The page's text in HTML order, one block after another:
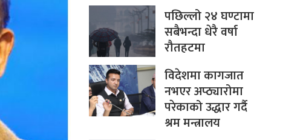
पछिल्लो २४ घण्टामा
सबैभन्दा धेरै वर्षा
रौतहटमा
विदेशमा कागजात
नभएर अप्ठ्यारोमा
परेकाको उद्धार गर्दै
श्रम मन्त्रालय